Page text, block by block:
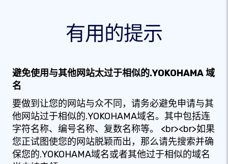
有用的提示
避免使用与其他网站太过于相似的.YOKOHAMA 域
名
要做到让您的网站与众不同，请务必避免申请与其
他网站过于相似的.YOKOHAMA域名。其中包括连
字符名称、编号名称、复数名称等。 <br><br>如果
您正试图使您的网站脱颖而出，那么请先搜索并确
保您的.YOKOHAMA域名或者其他过于相似的域名